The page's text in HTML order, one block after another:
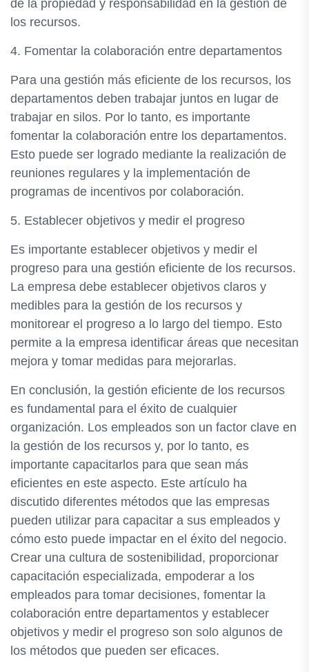
de la propiedad y responsabilidad en la gestión de
los recursos.
4. Fomentar la colaboración entre departamentos
Para una gestión más eficiente de los recursos, los
departamentos deben trabajar juntos en lugar de
trabajar en silos. Por lo tanto, es importante
fomentar la colaboración entre los departamentos.
Esto puede ser logrado mediante la realización de
reuniones regulares y la implementación de
programas de incentivos por colaboración.
5. Establecer objetivos y medir el progreso
Es importante establecer objetivos y medir el
progreso para una gestión eficiente de los recursos.
La empresa debe establecer objetivos claros y
medibles para la gestión de los recursos y
monitorear el progreso a lo largo del tiempo. Esto
permite a la empresa identificar áreas que necesitan
mejora y tomar medidas para mejorarlas.
En conclusión, la gestión eficiente de los recursos
es fundamental para el éxito de cualquier
organización. Los empleados son un factor clave en
la gestión de los recursos y, por lo tanto, es
importante capacitarlos para que sean más
eficientes en este aspecto. Este artículo ha
discutido diferentes métodos que las empresas
pueden utilizar para capacitar a sus empleados y
cómo esto puede impactar en el éxito del negocio.
Crear una cultura de sostenibilidad, proporcionar
capacitación especializada, empoderar a los
empleados para tomar decisiones, fomentar la
colaboración entre departamentos y establecer
objetivos y medir el progreso son solo algunos de
los métodos que pueden ser eficaces.